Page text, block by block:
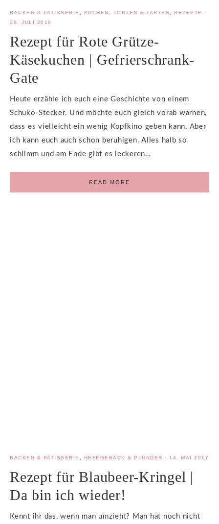
BACKEN & PATISSERIE, KUCHEN, TORTEN & TARTES, REZEPTE
·
28. JULI 2019
Rezept für Rote Grütze-
Käsekuchen | Gefrierschrank-
Gate
Heute erzähle ich euch eine Geschichte von einem
Schuko-Stecker. Und möchte euch gleich vorab warnen,
dass es vielleicht ein wenig Kopfkino geben kann. Aber
ich kann euch auch schon beruhigen. Alles halb so
schlimm und am Ende gibt es leckeren…
READ MORE
BACKEN & PATISSERIE HEFEGEBÄCK & PLUNDER · 14. MAI 2017
Rezept für Blaubeer-Kringel |
Da bin ich wieder!
Kennt ihr das, wenn man umzieht? Man hat noch nicht